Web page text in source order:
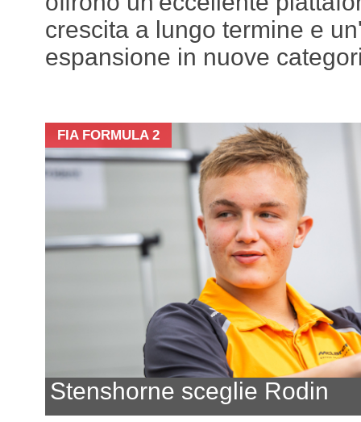
crescita a lungo termine e
espansione in nuove
FIA FORMULA 2
Stenshorne sceglie Rodin